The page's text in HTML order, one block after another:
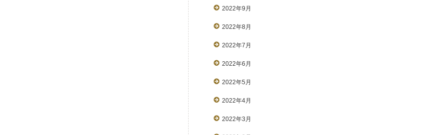
2022年9月
2022年8月
2022年7月
2022年6月
2022年5月
2022年4月
2022年3月